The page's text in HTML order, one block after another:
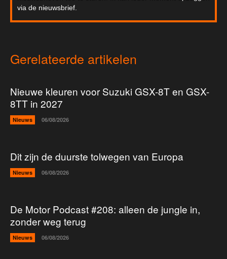
via de nieuwsbrief.
Gerelateerde artikelen
Nieuwe kleuren voor Suzuki GSX-8T en GSX-
8TT in 2027
Nieuws 06/08/2026
Dit zijn de duurste tolwegen van Europa
Nieuws 06/08/2026
De Motor Podcast #208: alleen de jungle in,
zonder weg terug
Nieuws 06/08/2026